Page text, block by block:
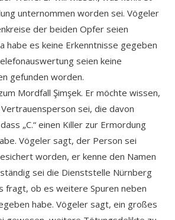
unternommen worden sei. Vögeler
der beiden Opfer seien
habe es keine Erkenntnisse gegeben
seien keine
gefunden worden.
Mordfall Şimşek. Er möchte wissen,
sei, die davon
„C.“ einen Killer zur Ermordung
Vögeler sagt, der Person sei
worden, er kenne den Namen
sei die Dienststelle Nürnberg
fragt, ob es weitere Spuren neben
habe. Vögeler sagt, ein großes